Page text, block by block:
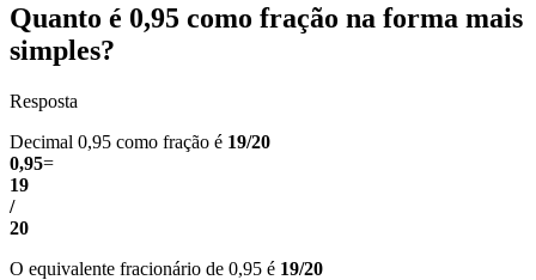
Quanto é 0,95 como fração na forma mais
simples?
Resposta
Decimal 0,95 como fração é 19/20
0,95=
19
/
20
O equivalente fracionário de 0,95 é 19/20